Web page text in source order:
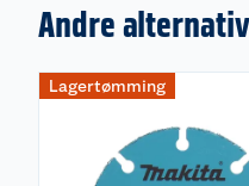
Andre
Lagertømming